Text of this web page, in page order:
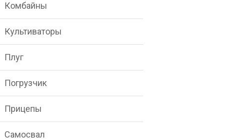
Комбайны
Культиваторы
Плуг
Погрузчик
Прицепы
Самосвал